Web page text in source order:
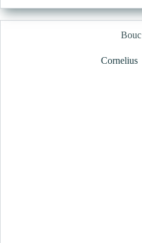
Bouc
Cornelius